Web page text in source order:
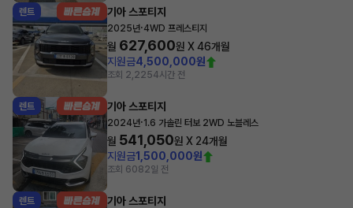
렌트 기아 스포티지
2025년·4WD 프레스티지
월 627,600원 X46개월
지원금4,500,000원
조회 2,2254시간 전
렌트 기아 스포티지
2024년·1.6 가솔린 터보 2WD 노블레스
월 541,050원 X 24개월
지원금1,500,000원
조회 6082일 전
렌트 기아 스포티지